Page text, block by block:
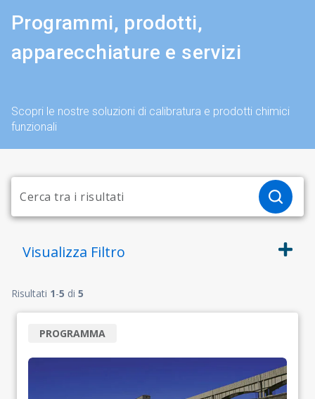
Programmi, prodotti,
apparecchiature e servizi
Scopri le nostre soluzioni di calibratura e prodotti chimici
funzionali
Visualizza Filtro
Risultati 1-5 di 5
PROGRAMMA